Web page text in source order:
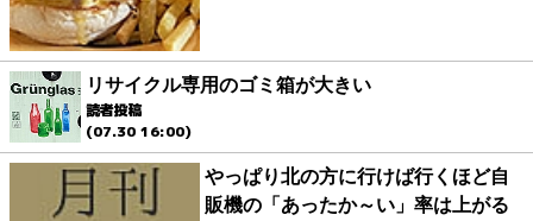
リサイクル専用のゴミ箱が大きい
読者投稿
(07.30 16:00)
やっぱり北の方に行けば行くほど自
販機の「あったか～い」率は上がる